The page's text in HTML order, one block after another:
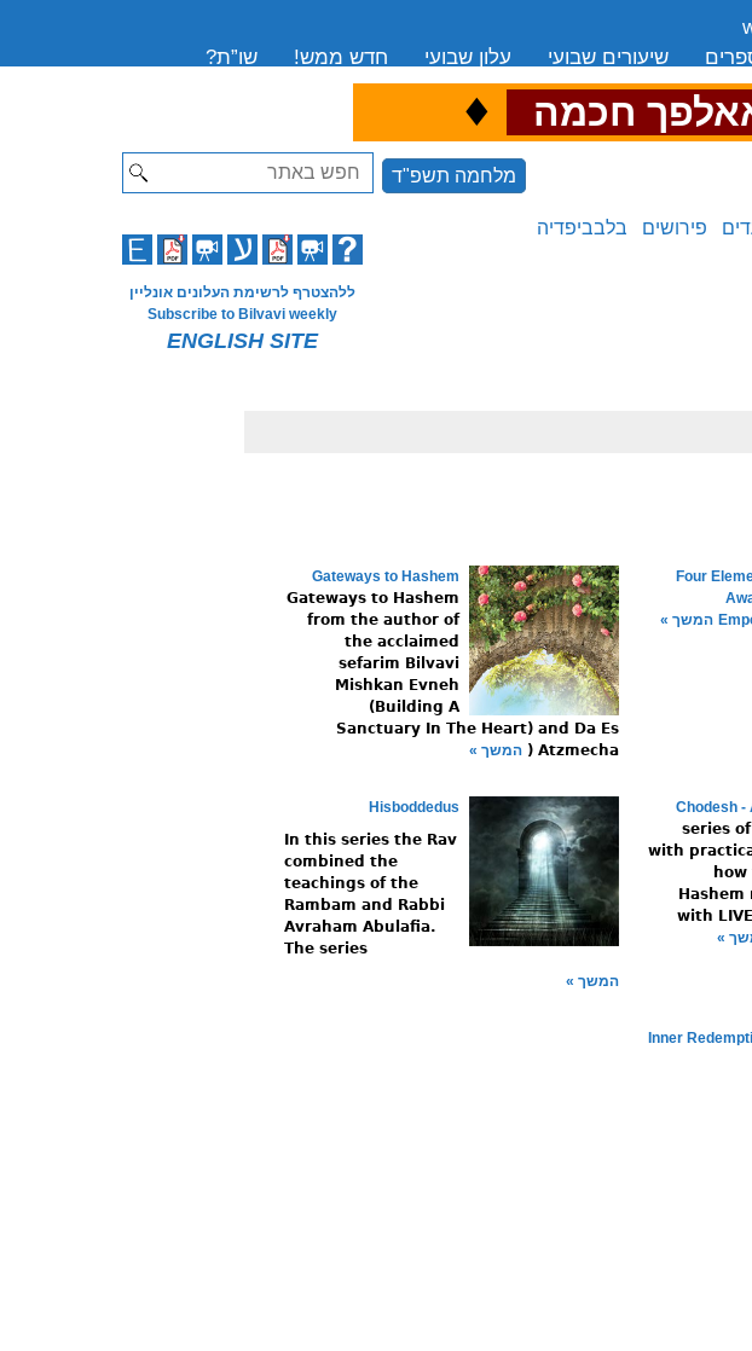
שו”ת?
חדש ממש! עלון שבועי שיעורים שבועי
חכמה ♦
Search
מלחמה תשפ"ד
פירושים בלבביפדיה
ללהצטרף לרשימת העלונים אונליין
Subscribe to Bilvavi weekly
ENGLISH SITE
Four
המשך »
Gateways to Hashem
Gateways to Hashem
from the author of
the acclaimed
sefarim Bilvavi
Mishkan Evneh
(Building A
Sanctuary In The Heart) and Da Es
Atzmecha (
המשך »
Chodesh -
series
with
with
»
Hisboddedus
In this series the Rav
combined the
teachings of the
Rambam and Rabbi
Avraham Abulafia.
The series
המשך »
Inner